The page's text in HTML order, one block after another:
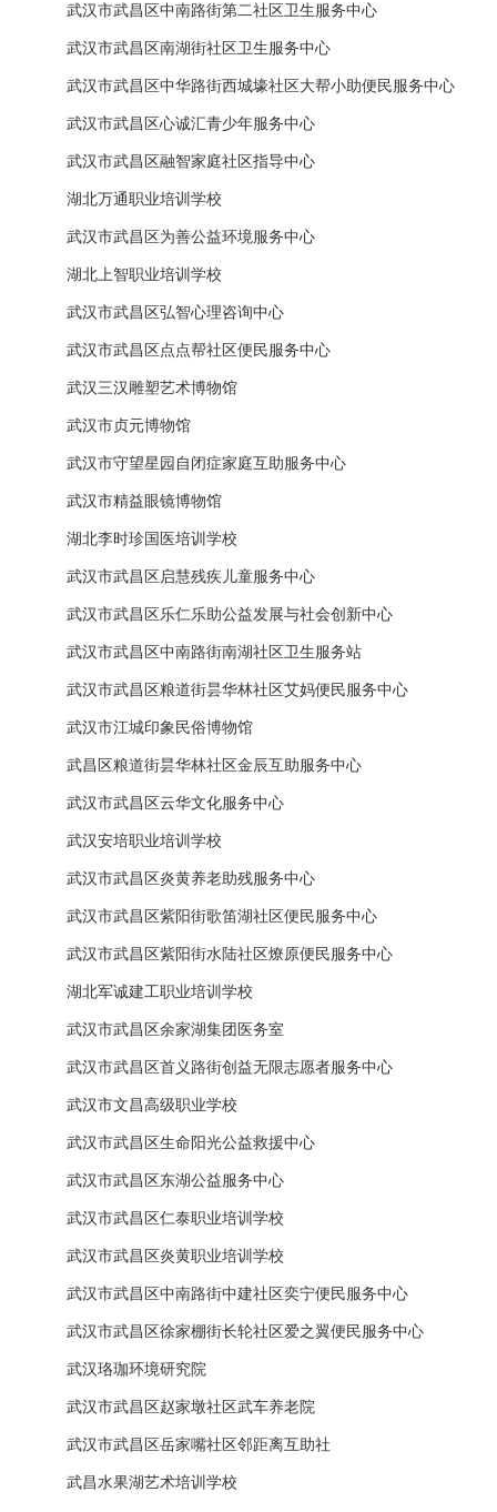
武汉市武昌区中南路街第二社区卫生服务中心
武汉市武昌区南湖街社区卫生服务中心
武汉市武昌区中华路街西城壕社区大帮小助便民服务中心
武汉市武昌区心诚汇青少年服务中心
武汉市武昌区融智家庭社区指导中心
湖北万通职业培训学校
武汉市武昌区为善公益环境服务中心
湖北上智职业培训学校
武汉市武昌区弘智心理咨询中心
武汉市武昌区点点帮社区便民服务中心
武汉三汉雕塑艺术博物馆
武汉市贞元博物馆
武汉市守望星园自闭症家庭互助服务中心
武汉市精益眼镜博物馆
湖北李时珍国医培训学校
武汉市武昌区启慧残疾儿童服务中心
武汉市武昌区乐仁乐助公益发展与社会创新中心
武汉市武昌区中南路街南湖社区卫生服务站
武汉市武昌区粮道街昙华林社区艾妈便民服务中心
武汉市江城印象民俗博物馆
武昌区粮道街昙华林社区金辰互助服务中心
武汉市武昌区云华文化服务中心
武汉安培职业培训学校
武汉市武昌区炎黄养老助残服务中心
武汉市武昌区紫阳街歌笛湖社区便民服务中心
武汉市武昌区紫阳街水陆社区燎原便民服务中心
湖北军诚建工职业培训学校
武汉市武昌区余家湖集团医务室
武汉市武昌区首义路街创益无限志愿者服务中心
武汉市文昌高级职业学校
武汉市武昌区生命阳光公益救援中心
武汉市武昌区东湖公益服务中心
武汉市武昌区仁泰职业培训学校
武汉市武昌区炎黄职业培训学校
武汉市武昌区中南路街中建社区奕宁便民服务中心
武汉市武昌区徐家棚街长轮社区爱之翼便民服务中心
武汉珞珈环境研究院
武汉市武昌区赵家墩社区武车养老院
武汉市武昌区岳家嘴社区邻距离互助社
武昌水果湖艺术培训学校